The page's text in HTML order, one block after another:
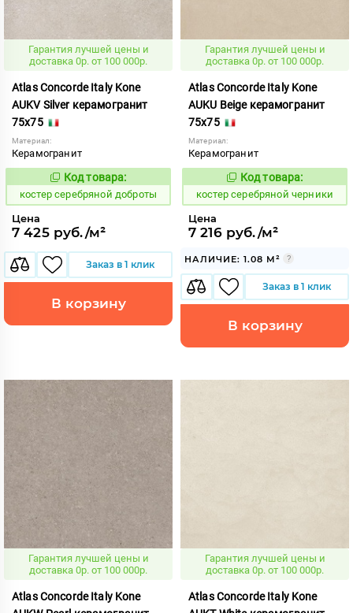
Гарантия лучшей цены и
доставка 0р. от 100 000р.
Atlas Concorde Italy Kone
AUKV Silver керамогранит
75x75
Материал:
Керамогранит
807622
Код товара:
костер серебряной доброты
Цена
7 425 руб./м²
Заказ в 1 клик
В корзину
Гарантия лучшей цены и
доставка 0р. от 100 000р.
Atlas Concorde Italy Kone
AUKU Beige керамогранит
75x75
Материал:
Керамогранит
807619
Код товара:
костер серебряной черники
Цена
7 216 руб./м²
НАЛИЧИЕ: 1.08 М²
Заказ в 1 клик
В корзину
Гарантия лучшей цены и
доставка 0р. от 100 000р.
Atlas Concorde Italy Kone
Гарантия лучшей цены и
доставка 0р. от 100 000р.
Atlas Concorde Italy Kone